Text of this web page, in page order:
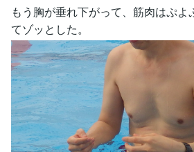
もう胸が垂れ下がって、筋肉はぷ
てゾッとした。